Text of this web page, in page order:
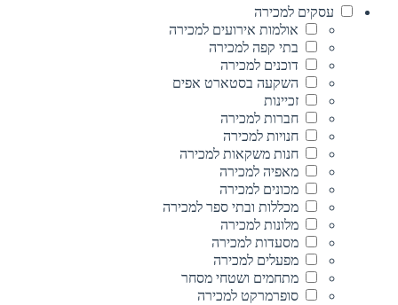
עסקים למכירה
אולמות אירועים למכירה
בתי קפה למכירה
דוכנים למכירה
השקעה בסטארט אפים
זכיינות
חברות למכירה
חנויות למכירה
חנות משקאות למכירה
מאפיה למכירה
מכונים למכירה
מכללות ובתי ספר למכירה
מלונות למכירה
מסעדות למכירה
מפעלים למכירה
מתחמים ושטחי מסחר
סופרמרקט למכירה